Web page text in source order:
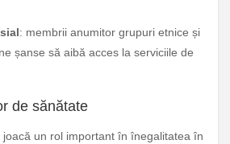
: membrii anumitor grupuri etnice și
șanse să aibă acces la serviciile de
de sănătate
joacă un rol important în înegalitatea în